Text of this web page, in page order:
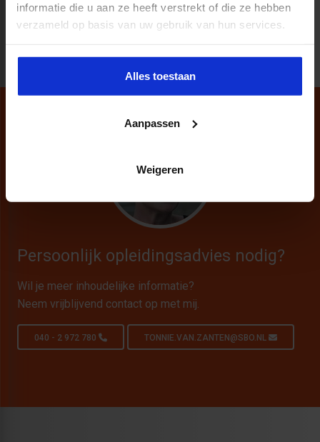
informatie die u aan ze heeft verstrekt of die ze hebben
verzameld op basis van uw gebruik van hun services.
Alles toestaan
Aanpassen
Weigeren
Persoonlijk opleidingsadvies nodig?
Wil je meer inhoudelijke informatie?
Neem vrijblijvend contact op met mij.
040 - 2 972 780 TONNIE.VAN.ZANTEN@SBO.NL